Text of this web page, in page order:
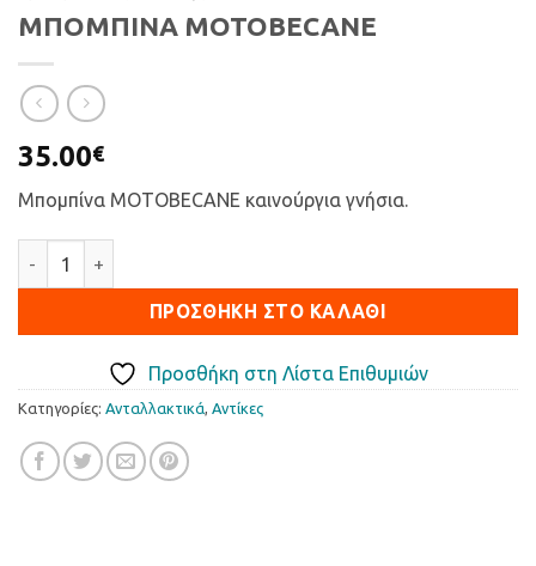
ΜΠΟΜΠΙΝΑ MOTOBECANE
35.00€
Μπομπίνα MOTOBECANE καινούργια γνήσια.
ΠΡΟΣΘΉΚΗ ΣΤΟ ΚΑΛΆΘΙ
Προσθήκη στη Λίστα Επιθυμιών
Κατηγορίες: Ανταλλακτικά, Αντίκες